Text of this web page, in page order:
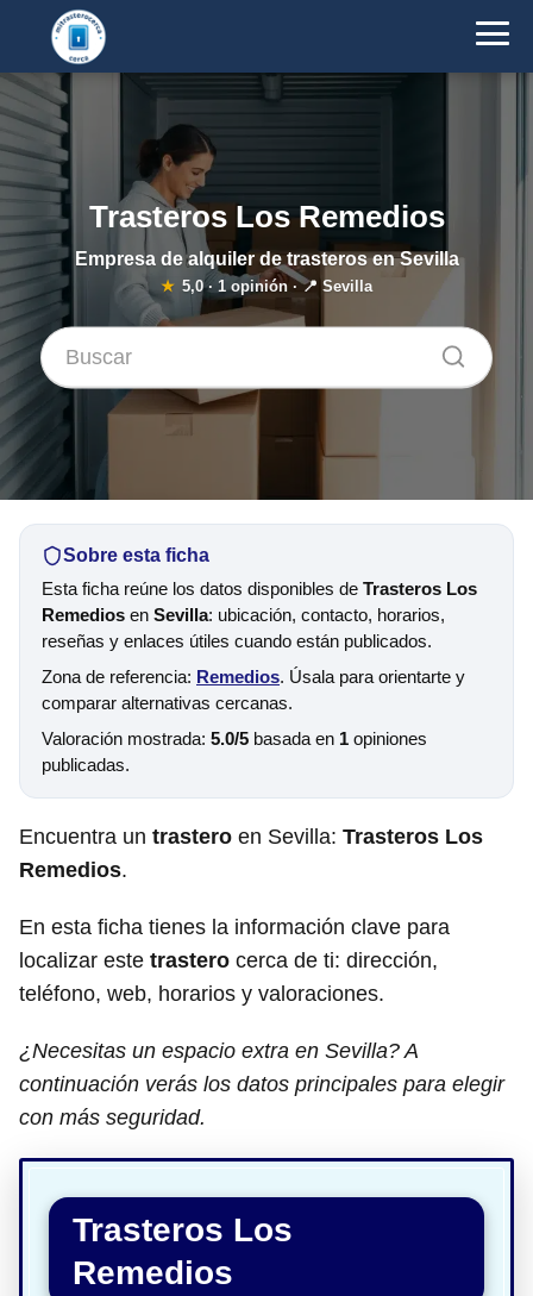
Trasteros Los Remedios
Empresa de alquiler de trasteros en Sevilla
★ 5,0· 1 opinión · 📍 Sevilla
Sobre esta ficha
Esta ficha reúne los datos disponibles de Trasteros Los
Remedios en Sevilla: ubicación, contacto, horarios,
reseñas y enlaces útiles cuando están publicados.
Zona de referencia: Remedios. Úsala para orientarte y
comparar alternativas cercanas.
Valoración mostrada: 5.0/5 basada en 1 opiniones
publicadas.
Encuentra un trastero en Sevilla: Trasteros Los
Remedios.
En esta ficha tienes la información clave para
localizar este trastero cerca de ti: dirección,
teléfono, web, horarios y valoraciones.
¿Necesitas un espacio extra en Sevilla? A
continuación verás los datos principales para elegir
con más seguridad.
Trasteros Los
Remedios